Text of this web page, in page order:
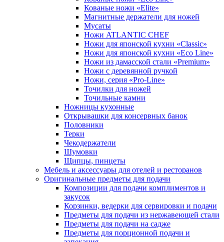
Кованые ножи «Elite»
Магнитные держатели для ножей
Мусаты
Ножи ATLANTIC CHEF
Ножи для японской кухни «Classic»
Ножи для японской кухни «Eco Line»
Ножи из дамасской стали «Premium»
Ножи с деревянной ручкой
Ножи, серия «Pro-Line»
Точилки для ножей
Точильные камни
Ножницы кухонные
Открывашки для консервных банок
Половники
Терки
Чекодержатели
Шумовки
Щипцы, пинцеты
Мебель и аксессуары для отелей и ресторанов
Оригинальные предметы для подачи
Композиции для подачи комплиментов и
закусок
Корзинки, ведерки для сервировки и подачи
Предметы для подачи из нержавеющей стали
Предметы для подачи на садже
Предметы для порционной подачи и